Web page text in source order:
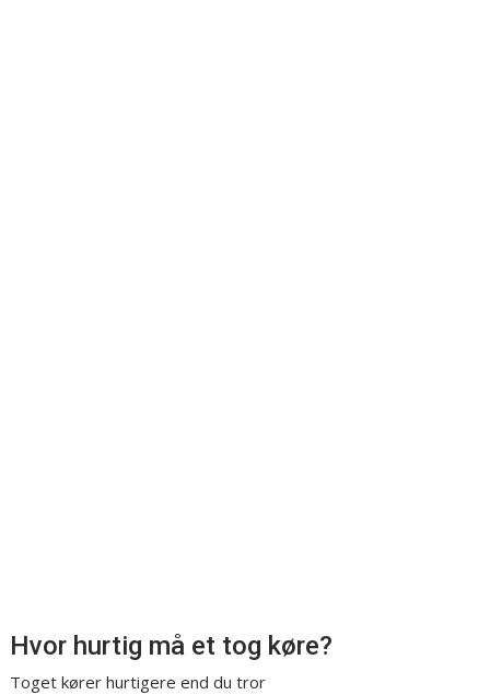
Hvor hurtig må et tog køre?
Toget kører hurtigere end du tror